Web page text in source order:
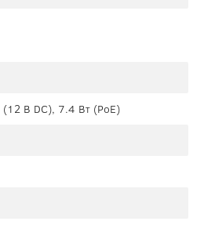
В DC), 7.4 Вт (PoE)